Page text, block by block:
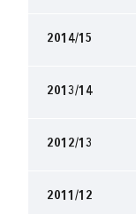
2014/15
2013/14
2012/13
2011/12